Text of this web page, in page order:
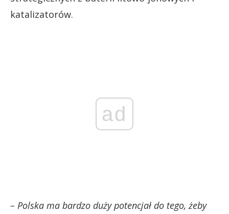
katalizatorów.
ad
– Polska ma bardzo duży potencjał do tego, żeby